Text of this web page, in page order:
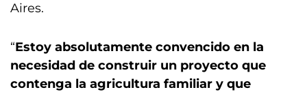
Aires.
“Estoy absolutamente convencido en la
necesidad de construir un proyecto que
contenga la agricultura familiar y que